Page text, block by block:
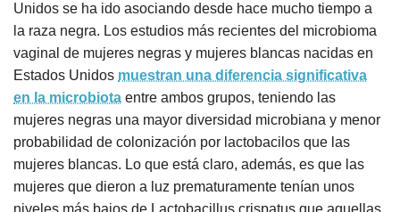
Unidos se ha ido asociando desde hace mucho tiempo a
la raza negra. Los estudios más recientes del microbioma
vaginal de mujeres negras y mujeres blancas nacidas en
Estados Unidos muestran una diferencia significativa
en la microbiota entre ambos grupos, teniendo las
mujeres negras una mayor diversidad microbiana y menor
probabilidad de colonización por lactobacilos que las
mujeres blancas. Lo que está claro, además, es que las
mujeres que dieron a luz prematuramente tenían unos